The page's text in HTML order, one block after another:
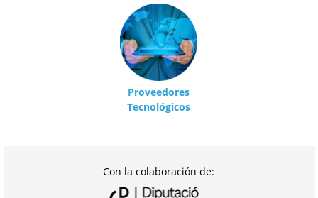
Proveedores
Tecnológicos
Con la colaboración de: